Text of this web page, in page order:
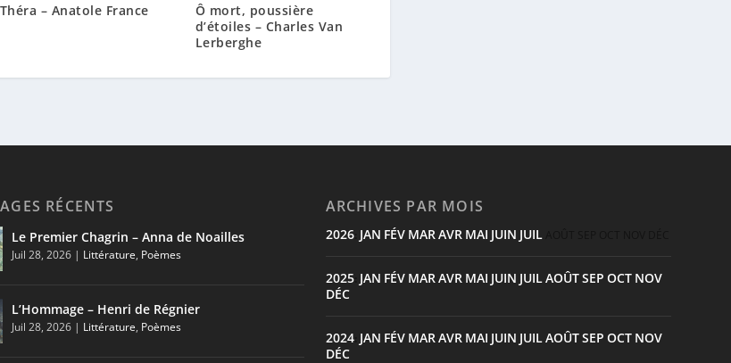
Théra – Anatole France
Ô mort, poussière
d’étoiles – Charles Van
Lerberghe
RÉCENTS
Le Premier Chagrin – Anna de Noailles
Juil 28, 2026 | Littérature, Poèmes
L’Hommage – Henri de Régnier
Juil 28, 2026 | Littérature, Poèmes
ARCHIVES PAR MOIS
2026: JAN FÉV MARAVR MAI JUIN JUIL
2025: JAN FÉV MARAVR MAI JUIN JUILAOÛTSEP OCT NOV
DÉC
2024: JAN FÉV MARAVR MAI JUIN JUILAOÛTSEP OCT NOV
DÉC